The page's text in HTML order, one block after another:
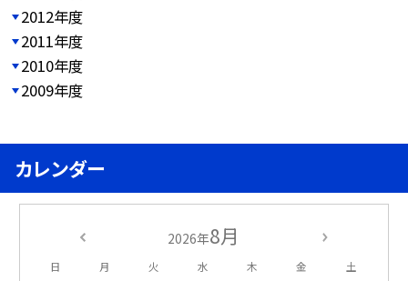
2012年度
2011年度
2010年度
2009年度
カレンダー
2026年8月
日 月 火 水 木 金 土